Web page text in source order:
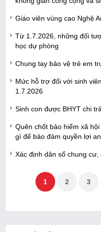
Giáo viên vùng cao Nghệ
Từ 1.7.2026, những đối
học dự phòng
Chung tay bảo vệ trẻ em
Mức hỗ trợ đối với sinh
1.7.2026
Sinh con được BHYT chi
Quên chốt bảo hiểm xã
gì để bảo đảm quyền lợi
Xác định dân số chung
1 2 3